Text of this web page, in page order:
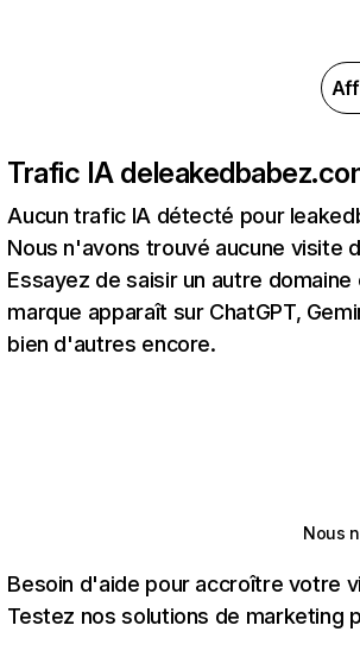
Trafic IA de
Aucun trafic IA détecté pour
Nous n'avons trouvé aucune visite
Essayez de saisir un autre
marque apparaît sur ChatGPT,
bien d'autres encore.
Nous
Besoin d'aide pour accroître votre
Testez nos solutions de marketing